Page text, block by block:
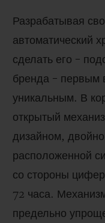
Разрабатывая
автоматический
сделать его –
бренда – первым
уникальным. В
открытый
дизайном,
расположенной
со стороны
72 часа.
предельно